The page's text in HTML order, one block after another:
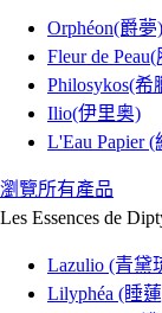
Orphéon(爵夢)
Fleur de
Philosykos(
Ilio(伊里奥)
L'Eau Papier
瀏覽所有產品
Les Essences de
Lazulio (青黛
Lilyphéa (睡